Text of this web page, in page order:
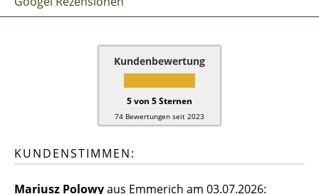
Kundenbewertung
5von 5Sternen
74 Bewertungen seit 2023
KUNDENSTIMMEN:
Mariusz Polowyaus Emmerich am 03.07.2026: